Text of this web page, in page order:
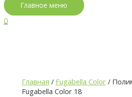
Главное меню
0
Главная / Fugabella Color /
Fugabella Color 18